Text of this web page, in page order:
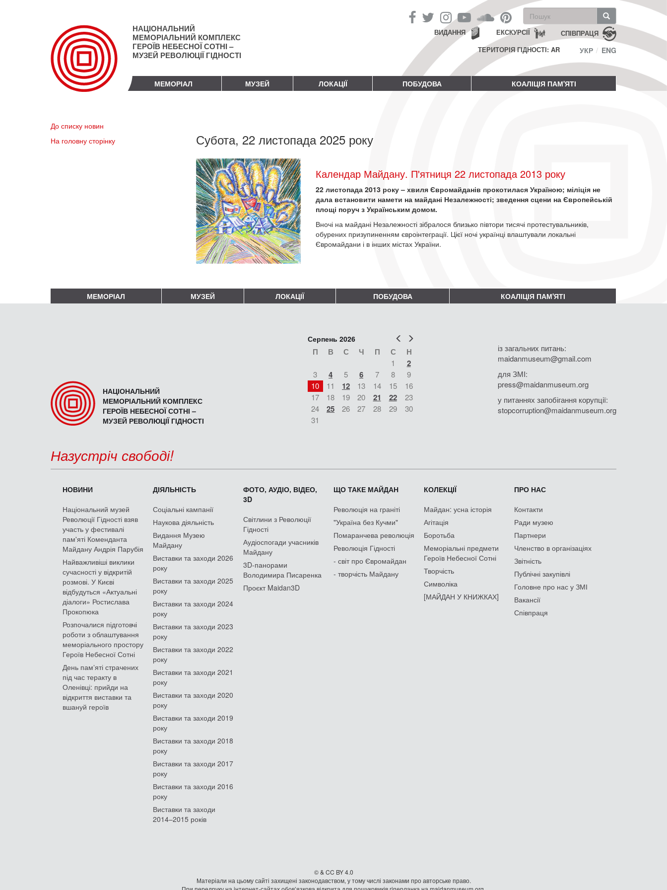
НАЦІОНАЛЬНИЙ
МЕМОРІАЛЬНИЙ КОМПЛЕКС
ГЕРОЇВ НЕБЕСНОЇ СОТНІ –
МУЗЕЙ РЕВОЛЮЦІЇ ГІДНОСТІ
Пошукова
форма
Пошук СПІВПРАЦЯ
ЕКСКУРСІЇ
ВИДАННЯ
ТЕРИТОРІЯ ГІДНОСТІ: AR
УКР ENG
МЕМОРІАЛ МУЗЕЙ ЛОКАЦІЇ ПОБУДОВА КОАЛІЦІЯ ПАМ'ЯТІ
До списку новин
На головну сторінку
Субота, 22 листопада 2025 року
Календар Майдану. П'ятниця 22 листопада 2013 року
22 листопада 2013 року – хвиля Євромайданів прокотилася Україною; міліція не
дала встановити намети на майдані Незалежності; зведення сцени на Європейській
площі поруч з Українським домом.
Вночі на майдані Незалежності зібралося близько півтори тисячі протестувальників,
обурених призупиненням євроінтеграції. Цієї ночі українці влаштували локальні
Євромайдани і в інших містах України.
МЕМОРІАЛ МУЗЕЙ ЛОКАЦІЇ ПОБУДОВА КОАЛІЦІЯ ПАМ'ЯТІ
НАЦІОНАЛЬНИЙ
МЕМОРІАЛЬНИЙ КОМПЛЕКС
ГЕРОЇВ НЕБЕСНОЇ СОТНІ –
МУЗЕЙ РЕВОЛЮЦІЇ ГІДНОСТІ
Попер
Серпень 2026
П В С Ч П С Н
1 2
3 4 5 6 7 8
9
10
11 12 13 14 15
16
17
18 19 20 21 22
23
24
25 26 27 28 29
30
31
із загальних питань:
maidanmuseum@gmail.com
для ЗМІ:
press@maidanmuseum.org
у питаннях запобігання корупції:
stopcorruption@maidanmuseum.org
Назустріч свободі!
НОВИНИ
Національний музей
Революції Гідності взяв
участь у фестивалі
пам'яті Коменданта
Майдану Андрія Парубія
Найважливіші виклики
сучасності у відкритій
розмові. У Києві
відбудуться «Актуальні
діалоги» Ростислава
Прокопюка
Розпочалися підготовчі
роботи з облаштування
меморіального простору
Героїв Небесної Сотні
День памʼяті страчених
під час теракту в
Оленівці: прийди на
відкриття виставки та
вшануй героїв
ДІЯЛЬНІСТЬ
Соціальні кампанії
Наукова діяльність
Видання Музею
Майдану
Виставки та заходи 2026
року
Виставки та заходи 2025
року
Виставки та заходи 2024
року
Виставки та заходи 2023
року
Виставки та заходи 2022
року
Виставки та заходи 2021
року
Виставки та заходи 2020
року
Виставки та заходи 2019
року
Виставки та заходи 2018
року
Виставки та заходи 2017
року
Виставки та заходи 2016
року
Виставки та заходи
2014–2015 років
ФОТО, АУДІО, ВІДЕО,
3D
Світлини з Революції
Гідності
Аудіоспогади учасників
Майдану
3D-панорами
Володимира Писаренка
Проєкт Maidan3D
ЩО ТАКЕ МАЙДАН
Революція на граніті
"Україна без Кучми"
Помаранчева революція
Революція Гідності
- світ про Євромайдан
- творчість Майдану
КОЛЕКЦІЇ
Майдан: усна історія
Агітація
Боротьба
Меморіальні предмети
Героїв Небесної Сотні
Творчість
Символіка
[МАЙДАН У КНИЖКАХ]
ПРО НАС
Контакти
Ради музею
Партнери
Членство в організаціях
Звітність
Публічні закупівлі
Головне про нас у ЗМІ
Вакансії
Співпраця
© & CC BY 4.0
Матеріали на цьому сайті захищені законодавством, у тому числі законами про авторське право.